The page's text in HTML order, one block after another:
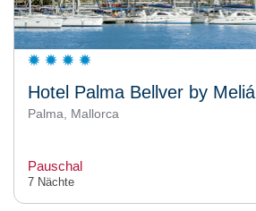
Hotel Palma Bellver by Meliá
Palma, Mallorca
Pauschal
7 Nächte